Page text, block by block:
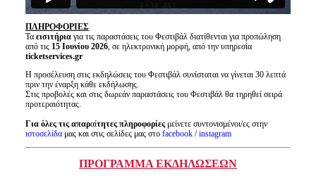
ΠΛΗΡΟΦΟΡΙΕΣ
Τα εισιτήριαγια τις παραστάσεις του Φεστιβάλ διατίθενται για προπώληση
από τις 15 Ιουνίου 2026, σε ηλεκτρονική μορφή, από την υπηρεσία
ticketservices.gr
Η προσέλευση στις εκδηλώσεις του Φεστιβάλ συνίσταται να γίνεται 30 λεπτά
πριν την έναρξη κάθε εκδήλωσης.
Στις προβολές και στις δωρεάν παραστάσεις του Φεστιβάλ θα τηρηθεί σειρά
προτεραιότητας.
Για όλες τις απαραίτητες πληροφορίες μείνετε συντονισμένοι/ες στην
ιστοσελίδαμας και στις σελίδες μας στο facebook/instagram
ΠΡΟΓΡΑΜΜΑ ΕΚΔΗΛΩΣΕΩΝ